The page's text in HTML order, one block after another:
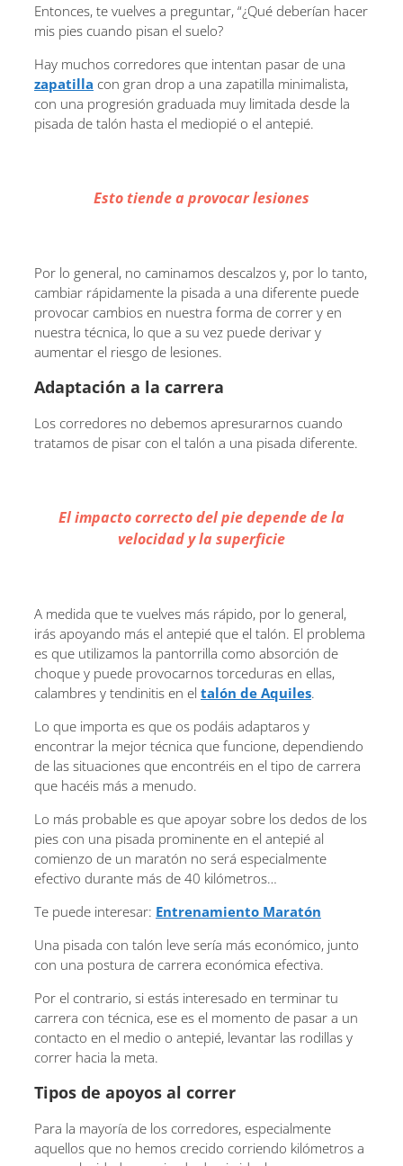
Entonces, te vuelves a preguntar, “¿Qué deberían hacer
mis pies cuando pisan el suelo?
Hay muchos corredores que intentan pasar de una
zapatilla con gran drop a una zapatilla minimalista,
con una progresión graduada muy limitada desde la
pisada de talón hasta el mediopié o el antepié.
Esto tiende a provocar lesiones
Por lo general, no caminamos descalzos y, por lo tanto,
cambiar rápidamente la pisada a una diferente puede
provocar cambios en nuestra forma de correr y en
nuestra técnica, lo que a su vez puede derivar y
aumentar el riesgo de lesiones.
Adaptación a la carrera
Los corredores no debemos apresurarnos cuando
tratamos de pisar con el talón a una pisada diferente.
El impacto correcto del pie depende de la
velocidad y la superficie
A medida que te vuelves más rápido, por lo general,
irás apoyando más el antepié que el talón. El problema
es que utilizamos la pantorrilla como absorción de
choque y puede provocarnos torceduras en ellas,
calambres y tendinitis en el talón de Aquiles.
Lo que importa es que os podáis adaptaros y
encontrar la mejor técnica que funcione, dependiendo
de las situaciones que encontréis en el tipo de carrera
que hacéis más a menudo.
Lo más probable es que apoyar sobre los dedos de los
pies con una pisada prominente en el antepié al
comienzo de un maratón no será especialmente
efectivo durante más de 40 kilómetros…
Te puede interesar: Entrenamiento Maratón
Una pisada con talón leve sería más económico, junto
con una postura de carrera económica efectiva.
Por el contrario, si estás interesado en terminar tu
carrera con técnica, ese es el momento de pasar a un
contacto en el medio o antepié, levantar las rodillas y
correr hacia la meta.
Tipos de apoyos al correr
Para la mayoría de los corredores, especialmente
aquellos que no hemos crecido corriendo kilómetros a